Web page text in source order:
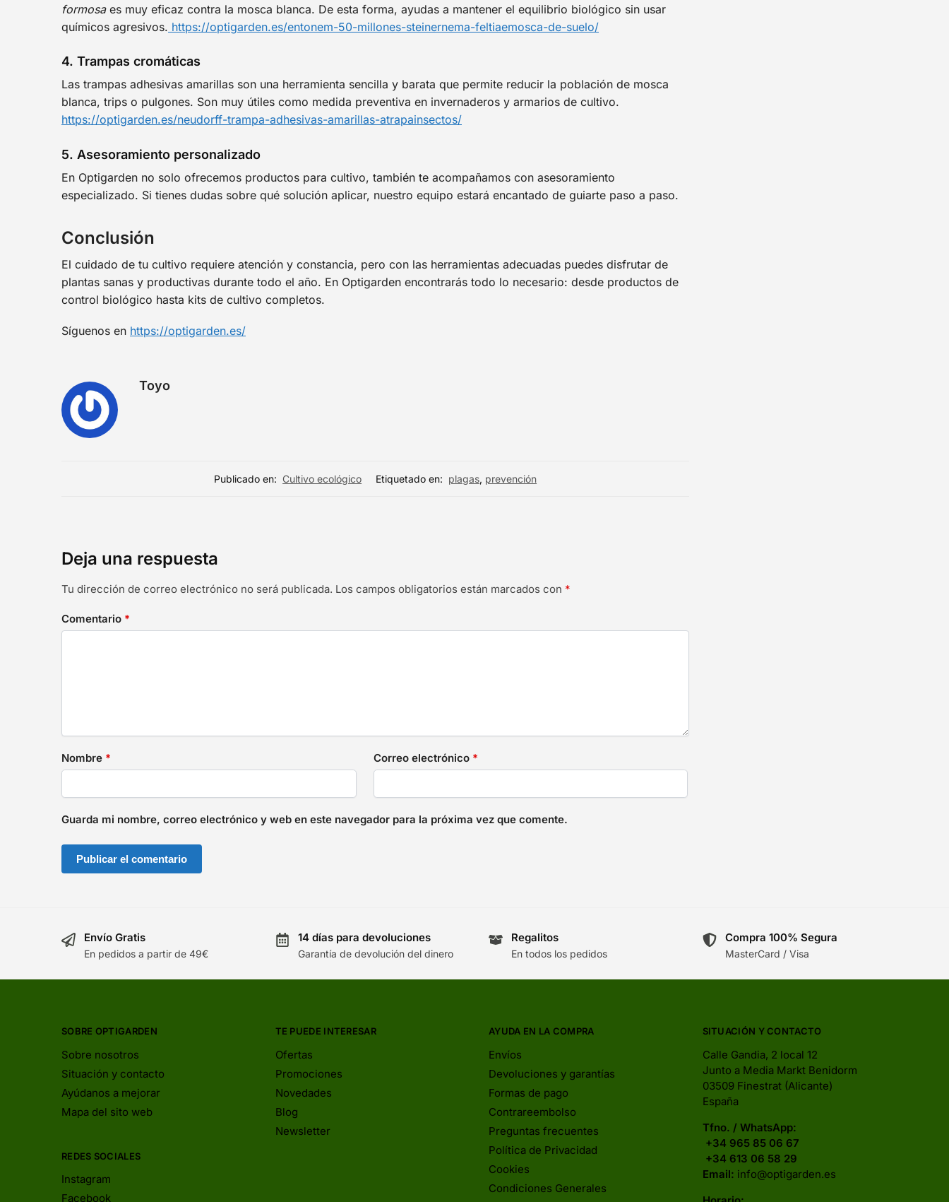
formosaes muy eficaz contra la mosca blanca. De esta forma, ayudas a mantener el equilibrio biológico sin usar
químicos agresivos. https://optigarden.es/entonem-50-millones-steinernema-feltiaemosca-de-suelo/
4. Trampas cromáticas
Las trampas adhesivas amarillas son una herramienta sencilla y barata que permite reducir la población de mosca
blanca, trips o pulgones. Son muy útiles como medida preventiva en invernaderos y armarios de cultivo.
https://optigarden.es/neudorff-trampa-adhesivas-amarillas-atrapainsectos/
5. Asesoramiento personalizado
En Optigarden no solo ofrecemos productos para cultivo, también te acompañamos con asesoramiento
especializado. Si tienes dudas sobre qué solución aplicar, nuestro equipo estará encantado de guiarte paso a paso.
Conclusión
El cuidado de tu cultivo requiere atención y constancia, pero con las herramientas adecuadas puedes disfrutar de
plantas sanas y productivas durante todo el año. En Optigarden encontrarás todo lo necesario: desde productos de
control biológico hasta kits de cultivo completos.
Síguenos en https://optigarden.es/
Toyo
Publicado en: Cultivo ecológico Etiquetado en: plagas, prevención
Deja una respuesta
Tu dirección de correo electrónico no será publicada. Los campos obligatorios están marcados con *
Comentario *
Nombre * Correo electrónico *
Guarda mi nombre, correo electrónico y web en este navegador para la próxima vez que comente.
Envío Gratis
En pedidos a partir de 49€
14 días para devoluciones
Garantía de devolución del dinero
Regalitos
En todos los pedidos
Compra 100% Segura
MasterCard / Visa
SOBRE OPTIGARDEN
Sobre nosotros
Situación y contacto
Ayúdanos a mejorar
Mapa del sito web
REDES SOCIALES
Instagram
Facebook
TE PUEDE INTERESAR
Ofertas
Promociones
Novedades
Blog
Newsletter
AYUDA EN LA COMPRA
Envíos
Devoluciones y garantías
Formas de pago
Contrareembolso
Preguntas frecuentes
Política de Privacidad
Cookies
Condiciones Generales
SITUACIÓN Y CONTACTO
Calle Gandia, 2 local 12
Junto a Media Markt Benidorm
03509 Finestrat (Alicante)
España
Tfno. / WhatsApp:
+34 965 85 06 67
+34 613 06 58 29
Email: info@optigarden.es